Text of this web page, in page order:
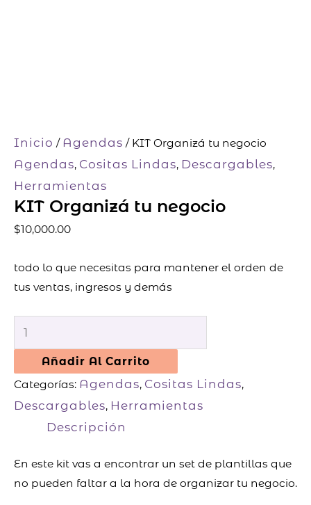
Inicio / Agendas / KIT Organizá tu negocio
Agendas, Cositas Lindas, Descargables,
Herramientas
KIT Organizá tu negocio
$10,000.00
todo lo que necesitas para mantener el orden de
tus ventas, ingresos y demás
Añadir Al Carrito
Categorías: Agendas, Cositas Lindas,
Descargables, Herramientas
Descripción
En este kit vas a encontrar un set de plantillas que
no pueden faltar a la hora de organizar tu negocio.